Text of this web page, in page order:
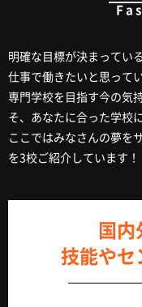
明確な目標が決まってい
仕事で働きたいと思って
専門学校を目指す今の気
そ、あなたに合った学校
ここではみなさんの夢を
を3校ご紹介しています！
国内
技能やセ